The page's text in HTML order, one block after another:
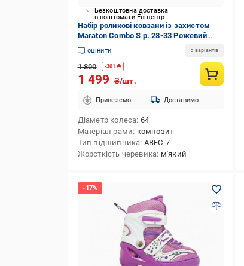
Безкоштовна доставка
в поштомати Епіцентр
Набір роликові ковзани із захистом
Maraton Combo S р. 28-33 Рожевий
(7002/1)
оцінити 5 варіантів
1 800 -301 ₴
1 499 ₴/шт.
Привеземо Доставимо
Діаметр колеса 64
Матеріал рами композит
Тип підшипника ABEC-7
Жорсткість черевика м'який